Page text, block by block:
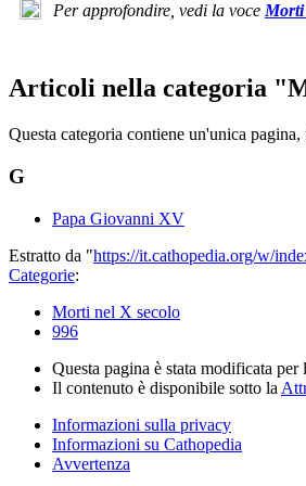
Per approfondire, vedi la voceMorti
Articoli nella categoria
Questa categoria contiene un'unica
G
Papa Giovanni XV
Estratto da "https://it.cathopedia.org/w/
Categorie:
Morti nel X secolo
996
Questa pagina è stata modificata
Il contenuto è disponibile sotto la
Informazioni sulla privacy
Informazioni su Cathopedia
Avvertenza